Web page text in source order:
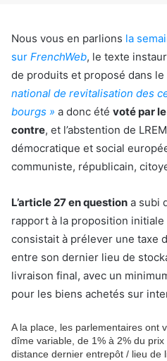
Nous vous en parlions la
sur FrenchWeb, le texte
de produits et proposé dans le
national de revitalisation des
bourgs » a donc été voté par
contre, et l’abstention de
démocratique et social
communiste, républicain,
L’article 27 en question a subi
rapport à la proposition
consistait à prélever une taxe
entre son dernier lieu de
livraison final, avec un
pour les biens achetés sur
A la place, les parlementaires ont
dîme variable, de 1% à 2% du
distance dernier entrepôt / lieu de